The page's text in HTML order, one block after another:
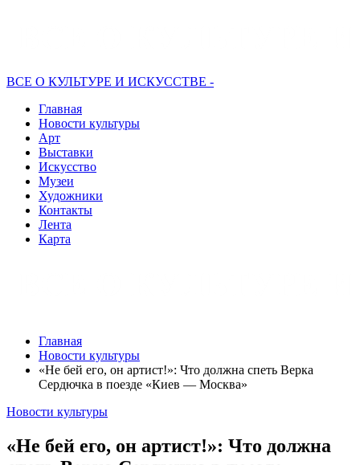
ВСЕ О КУЛЬТУРЕ И ИСКУССТВЕ -
Главная
Новости культуры
Арт
Выставки
Искусство
Музеи
Художники
Контакты
Лента
Карта
Главная
Новости культуры
«Не бей его, он артист!»: Что должна спеть Верка
Сердючка в поезде «Киев — Москва»
Новости культуры
«Не бей его, он артист!»: Что должна